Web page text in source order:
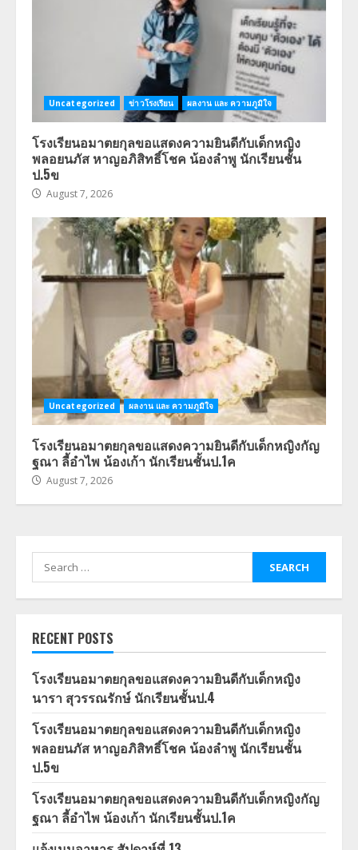
Uncategorized ข่าวโรงเรียน ผลงาน และ ความภูมิใจ
โรงเรียนอมาตยกุลขอแสดงความยินดีกับเด็กหญิง
พลอยนภัส หาญอภิสิทธิ์โชค น้องลำพู นักเรียนชั้น
ป.5ข
August 7, 2026
Uncategorized ผลงาน และ ความภูมิใจ
โรงเรียนอมาตยกุลขอแสดงความยินดีกับเด็กหญิงกัญ
ฐณา ลี้อำไพ น้องเก้า นักเรียนชั้นป.1ค
August 7, 2026
Search
for:
RECENT POSTS
โรงเรียนอมาตยกุลขอแสดงความยินดีกับเด็กหญิง
นารา สุวรรณรักษ์ นักเรียนชั้นป.4
โรงเรียนอมาตยกุลขอแสดงความยินดีกับเด็กหญิง
พลอยนภัส หาญอภิสิทธิ์โชค น้องลำพู นักเรียนชั้น
ป.5ข
โรงเรียนอมาตยกุลขอแสดงความยินดีกับเด็กหญิงกัญ
ฐณา ลี้อำไพ น้องเก้า นักเรียนชั้นป.1ค